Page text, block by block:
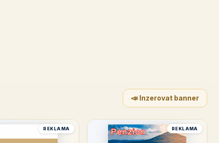
📣 Inzerovat banner
REKLAMA REKLAMA